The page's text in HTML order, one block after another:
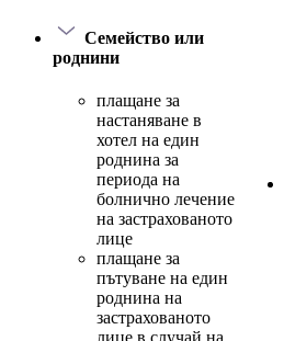
Семейство или
роднини
плащане за
настаняване в
хотел на един
роднина за
периода на
болнично лечение
на застрахованото
лице
плащане за
пътуване на един
роднина на
застрахованото